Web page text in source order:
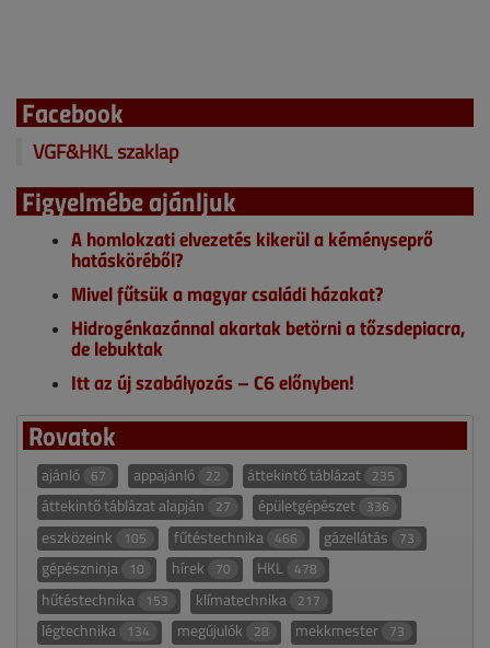
Facebook
VGF&HKL szaklap
Figyelmébe ajánljuk
A homlokzati elvezetés kikerül a kéményseprő
hatásköréből?
Mivel fűtsük a magyar családi házakat?
Hidrogénkazánnal akartak betörni a tőzsdepiacra,
de lebuktak
Itt az új szabályozás – C6 előnyben!
Rovatok
ajánló 67 appajánló 22 áttekintő táblázat 235
áttekintő táblázat alapján 27 épületgépészet 336
eszközeink 105 fűtéstechnika 466 gázellátás 73
gépészninja 10 hírek 70 HKL 478
hűtéstechnika 153 klímatechnika 217
légtechnika 134 megújulók 28 mekkmester 73